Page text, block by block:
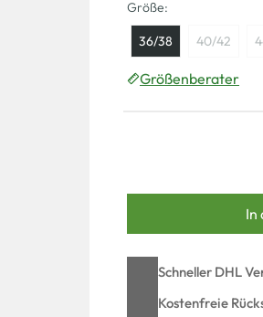
Größe:
36/38 40/42
Größenberater
In
Schneller DHL
Kostenfreie